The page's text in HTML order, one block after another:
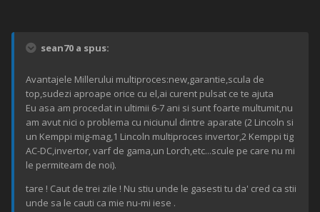
sean70 a spus:
Avantajele Millerului multiproces:new,garantie,scula de
top,sudezi aproape orice cu el,ai curent pulsat ce te ajuta
Eu asa am procedat in ultimii 6-7 ani si sunt foarte multumit,nu
am avut nici o problema cu niciunul dintre aparate (2 Lincoln si
un Kemppi mig-mag,1 Lincoln multiproces invertor,2 Kemppi tig
AC-DC,invertor, varf de gama,un Lorch,etc...scule pe care nu mi
le permiteam de noi).
tare ! Caut de trei zile ! Nu stiu unde le gasesti tu da' cred ca stii
unde sa le cauti ca mie nu-mi iese .